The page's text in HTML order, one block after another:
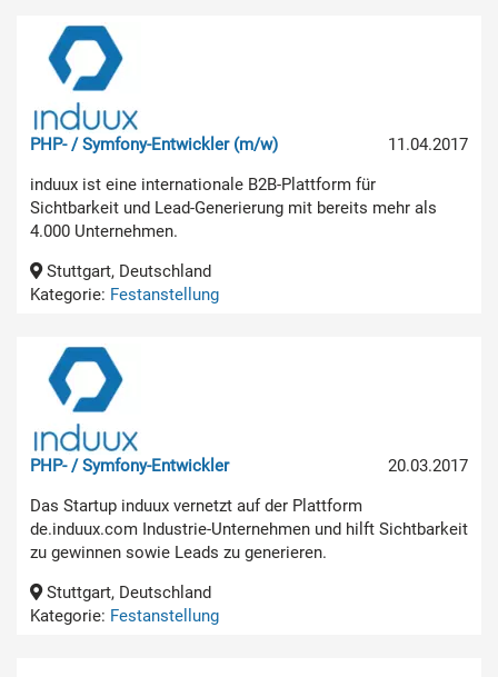
11.04.2017
PHP- / Symfony-Entwickler (m/w)
induux ist eine internationale B2B-Plattform für
Sichtbarkeit und Lead-Generierung mit bereits mehr als
4.000 Unternehmen.
Stuttgart, Deutschland
Kategorie: Festanstellung
20.03.2017
PHP- / Symfony-Entwickler
Das Startup induux vernetzt auf der Plattform
de.induux.com Industrie-Unternehmen und hilft Sichtbarkeit
zu gewinnen sowie Leads zu generieren.
Stuttgart, Deutschland
Kategorie: Festanstellung